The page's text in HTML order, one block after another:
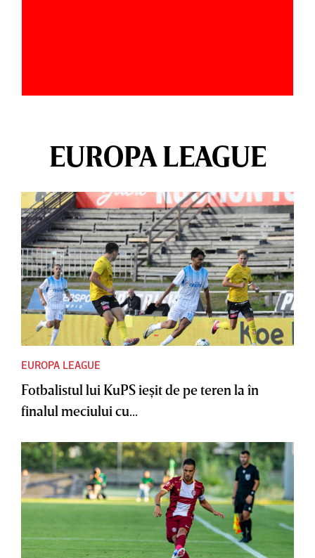
EUROPA LEAGUE
EUROPA LEAGUE
Fotbalistul lui KuPS ieşit de pe teren la în
finalul meciului cu...